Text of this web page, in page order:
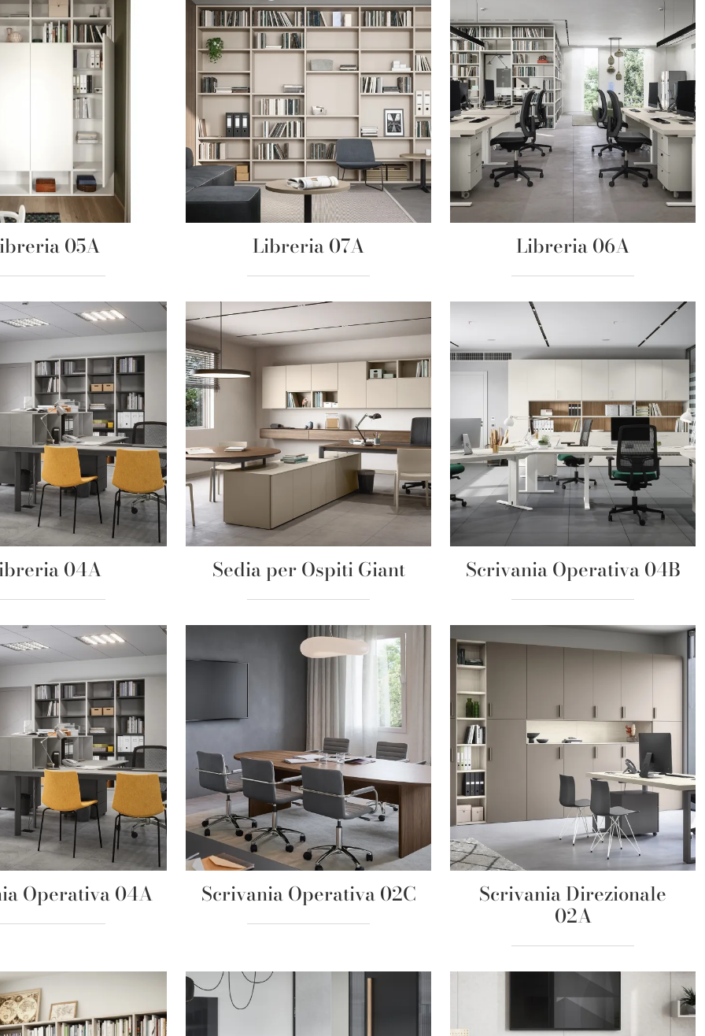
05A Libreria 07A Libreria 06A
04A Sedia per Ospiti Giant Scrivania Operativa 04B
Operativa 04A Scrivania Operativa 02C Scrivania Direzionale
02A